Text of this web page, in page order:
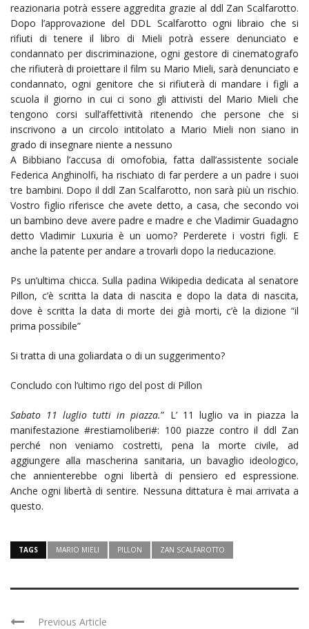
reazionaria potrà essere aggredita grazie al ddl Zan Scalfarotto.
Dopo l’approvazione del DDL Scalfarotto ogni libraio che si
rifiuti di tenere il libro di Mieli potrà essere denunciato e
condannato per discriminazione, ogni gestore di cinematografo
che rifiuterà di proiettare il film su Mario Mieli, sarà denunciato e
condannato, ogni genitore che si rifiuterà di mandare i figli a
scuola il giorno in cui ci sono gli attivisti del Mario Mieli che
tengono corsi sull’affettività ritenendo che persone che si
inscrivono a un circolo intitolato a Mario Mieli non siano in
grado di insegnare niente a nessuno
A Bibbiano l’accusa di omofobia, fatta dall’assistente sociale
Federica Anghinolfi, ha rischiato di far perdere a un padre i suoi
tre bambini. Dopo il ddl Zan Scalfarotto, non sarà più un rischio.
Vostro figlio riferisce che avete detto, a casa, che secondo voi
un bambino deve avere padre e madre e che Vladimir Guadagno
detto Vladimir Luxuria è un uomo? Perderete i vostri figli. E
anche la patente per andare a trovarli dopo la rieducazione.
Ps un’ultima chicca. Sulla padina Wikipedia dedicata al senatore
Pillon, c’è scritta la data di nascita e dopo la data di nascita,
dove è scritta la data di morte dei già morti, c’è la dizione “il
prima possibile”
Si tratta di una goliardata o di un suggerimento?
Concludo con l’ultimo rigo del post di Pillon
Sabato 11 luglio tutti in piazza.” L’ 11 luglio va in piazza la
manifestazione #restiamoliberi#: 100 piazze contro il ddl Zan
perché non veniamo costretti, pena la morte civile, ad
aggiungere alla mascherina sanitaria, un bavaglio ideologico,
che annienterebbe ogni libertà di pensiero ed espressione.
Anche ogni libertà di sentire. Nessuna dittatura è mai arrivata a
questo.
TAGS MARIO MIELI PILLON ZAN SCALFAROTTO
Previous Article